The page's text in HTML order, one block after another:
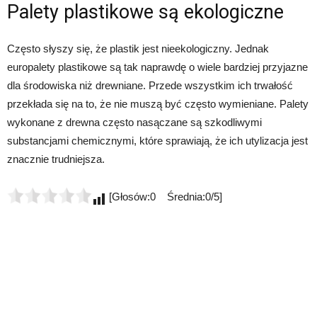
Palety plastikowe są ekologiczne
Często słyszy się, że plastik jest nieekologiczny. Jednak
europalety plastikowe są tak naprawdę o wiele bardziej przyjazne
dla środowiska niż drewniane. Przede wszystkim ich trwałość
przekłada się na to, że nie muszą być często wymieniane. Palety
wykonane z drewna często nasączane są szkodliwymi
substancjami chemicznymi, które sprawiają, że ich utylizacja jest
znacznie trudniejsza.
[Głosów:0 Średnia:0/5]